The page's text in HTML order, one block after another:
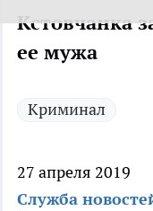
Кстовчанка
ее мужа
Криминал
27 апреля 2019
Служба